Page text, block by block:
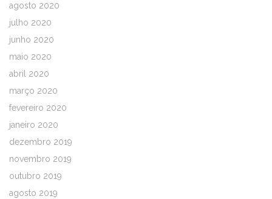
agosto 2020
julho 2020
junho 2020
maio 2020
abril 2020
março 2020
fevereiro 2020
janeiro 2020
dezembro 2019
novembro 2019
outubro 2019
agosto 2019